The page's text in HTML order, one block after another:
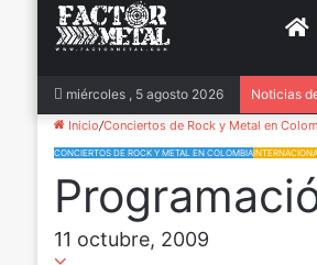
miércoles , 5 agosto 2026 Noticias
Inicio/Conciertos de Rock y Metal en
CONCIERTOS DE ROCK Y METAL EN COLOMBIA
11 octubre, 2009